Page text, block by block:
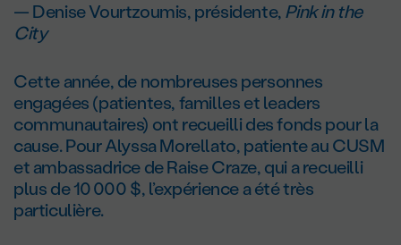
— Denise Vourtzoumis, présidente,Pink in the
City
Cette année, de nombreuses personnes
engagées (patientes, familles et leaders
communautaires) ont recueilli des fonds pour la
cause. Pour Alyssa Morellato, patiente au CUSM
et ambassadrice de Raise Craze, qui a recueilli
plus de 10 000 $, l’expérience a été très
particulière.